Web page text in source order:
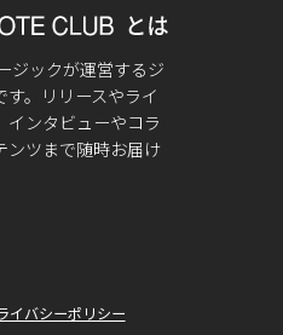
ジックが運営するジ
。リリースやライ
インタビューやコラ
ンツまで随時お届け
イバシーポリシー